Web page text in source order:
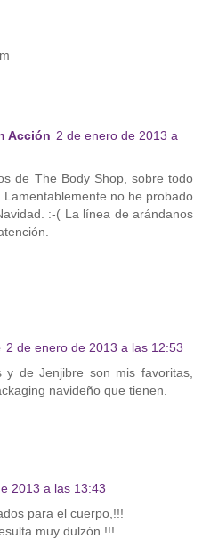
Acción 2 de enero de 2013 a
de The Body Shop, sobre todo
no he probado
:-( La línea de arándanos
2 de enero de 2013 a las 12:53
de Jenjibre son mis favoritas,
navideño que tienen.
2013 a las 13:43
para el cuerpo,!!!
muy dulzón !!!